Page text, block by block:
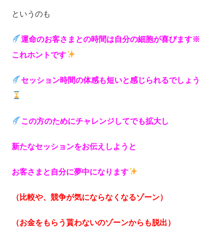
というのも
運命のお客さまとの時間は自分の細胞が喜びます※
これホントです
セッション時間の体感も短いと感じられるでしょう
この方のためにチャレンジしてでも拡大し
新たなセッションをお伝えしようと
お客さまと自分に夢中になります
（比較や、競争が気にならなくなるゾーン）
（お金をもらう貰わないのゾーンからも脱出）